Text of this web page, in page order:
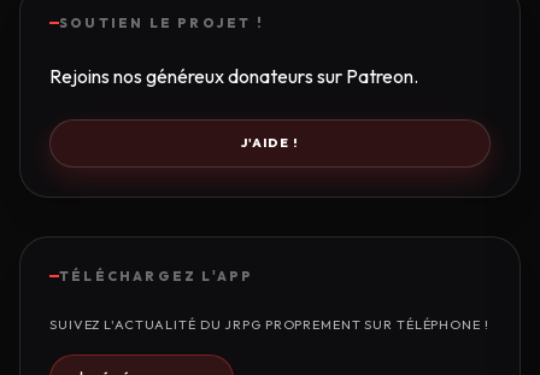
SOUTIEN LE PROJET !
Rejoins nos généreux donateurs sur Patreon.
J'AIDE !
TÉLÉCHARGEZ L'APP
SUIVEZ L'ACTUALITÉ DU JRPG PROPREMENT SUR TÉLÉPHONE !